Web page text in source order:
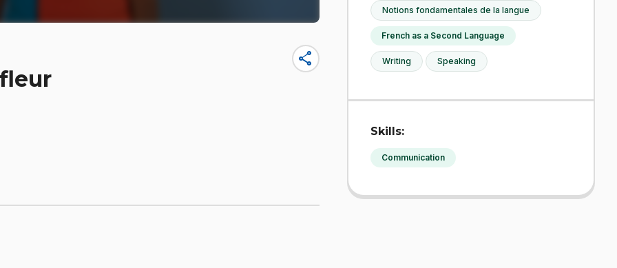
share
Notions fondamentales de la langue
French as a Second Language
Writing Speaking
Skills:
Communication